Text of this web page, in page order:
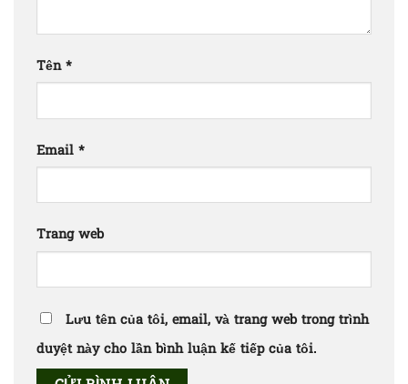
Tên*
Email *
Trang web
Lưu tên của tôi, email, và trang web trong trình
duyệt này cho lần bình luận kế tiếp của tôi.